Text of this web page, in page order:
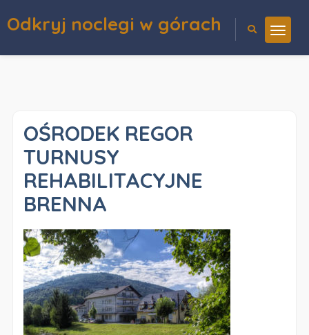
Odkryj noclegi w górach
OŚRODEK REGOR
TURNUSY
REHABILITACYJNE
BRENNA